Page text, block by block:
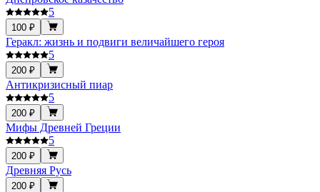
5
100 ₽
Геракл: жизнь и подвиги величайшего героя
5
200 ₽
Антикризисный пиар
5
200 ₽
Мифы Древней Греции
5
200 ₽
Древняя Русь
200 ₽